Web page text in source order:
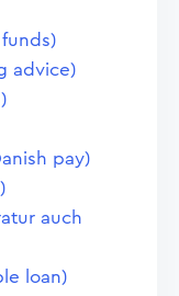
advice)
pay)
auch
loan)